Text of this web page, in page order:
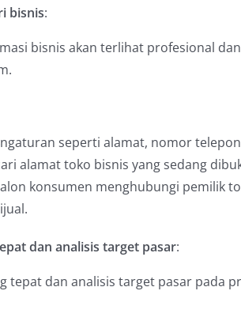
bisnis:
bisnis akan terlihat profesional
seperti alamat, nomor
alamat toko bisnis yang sedang
konsumen menghubungi pemilik
dan analisis target pasar:
tepat dan analisis target pasar pada